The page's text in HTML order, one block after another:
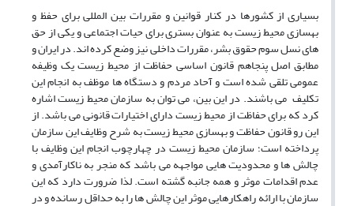
بسیاری از کشورها در کنار قوانین و مقررات بین المللی برای حفظ و
بهسازی محیط زیست به عنوان بستری برای حیات اجتماعی و یکی از حق
های نسل سوم حقوق بشر، مقررات داخلی نیز وضع کرده اند. در ایران و
مطابق اصل پنجاهم قانون اساسی حفاظت از محیط زیست یک وظیفه
عمومی تلقی شده است و آحاد مردم و دستگاه ها موظف به انجام این
تکلیف می باشند. در این بین، می توان به سازمان محیط زیست اشاره
کرد که برای حفاظت از محیط زیست دارای اختیارات قانونی می باشد. از
این رو قانون حفاظت و بهسازی محیط زیست به شرح وظایف این سازمان
پرداخته است؛ سازمان محیط زیست در چهارچوب انجام این وظایف با
چالش ها و محدودیت هایی مواجهه می باشد که منجر به ناکارآمدی و
عدم اقدامات موثر و همه جانبه گشته است. لذا ضرورت دارد که این
سازمان با ارائه راهکارهایی موثر این چالش ها را به حداقل رسانده و در